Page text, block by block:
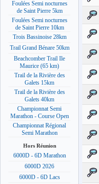
Foulées Semi nocturnes
de Saint Pierre 5km
Foulées Semi nocturnes
de Saint Pierre 10km
Trois Bassinoise 28km
Trail Grand Bénare 50km
Beachcomber Trail Ile
Maurice (65 km)
Trail de la Rivière des
Galets 15km
Trail de la Rivière des
Galets 40km
Championnat Semi
Marathon - Course Open
Championnat Régional
Semi Marathon
Hors Réunion
6000D - 6D Marathon
6000D 2026
6000D - 6D Lacs